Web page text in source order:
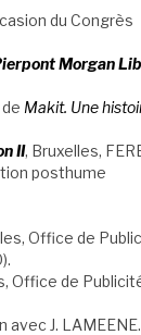
du Congrès
Morgan
Makit. Une
II, Bruxelles,
posthume
Office de
Office de
avec J. LAMEENE.